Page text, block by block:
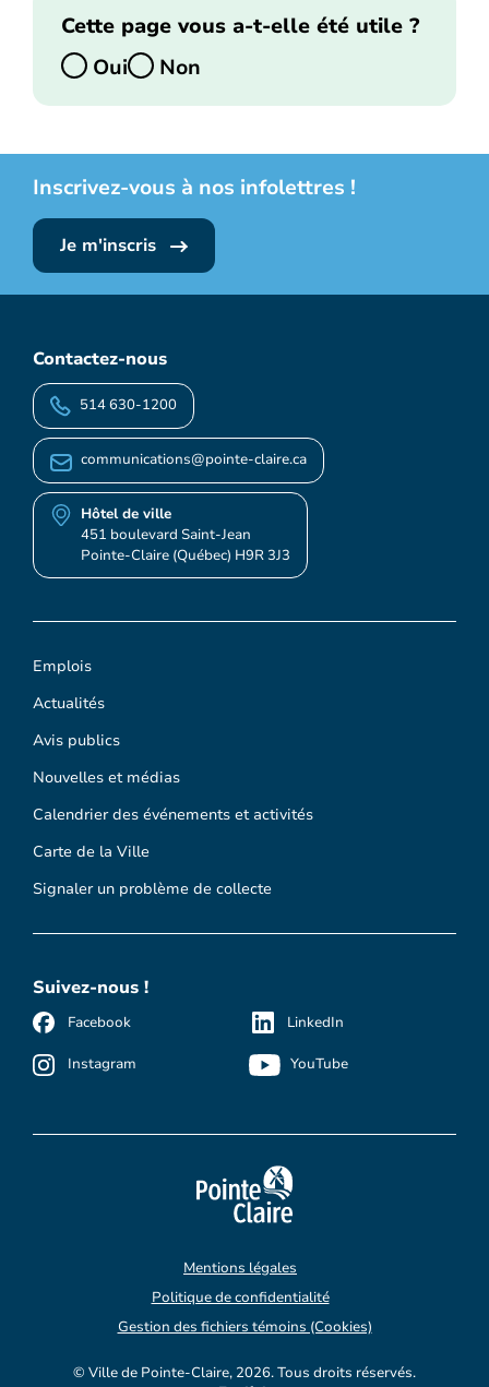
Cette page vous a-t-elle été utile ?
Oui
Non
Inscrivez-vous à nos infolettres !
Je m'inscris
Emplois
Actualités
Avis publics
Nouvelles et médias
Calendrier des événements et activités
Carte de la Ville
Signaler un problème de collecte
Contactez-nous
514 630-1200
communications@pointe-claire.ca
Hôtel de ville
451 boulevard Saint-Jean
Pointe-Claire (Québec) H9R 3J3
Suivez-nous !
Facebook
Instagram
LinkedIn
YouTube
© Ville de Pointe-Claire, 2026. Tous droits réservés.
Mentions légales
Politique de confidentialité
Gestion des fichiers témoins (Cookies)